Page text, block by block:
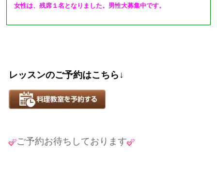
女性は、残席１名となりました。男性大募集中です。
レッスンのご予約はこちら↓
ご予約お待ちしております